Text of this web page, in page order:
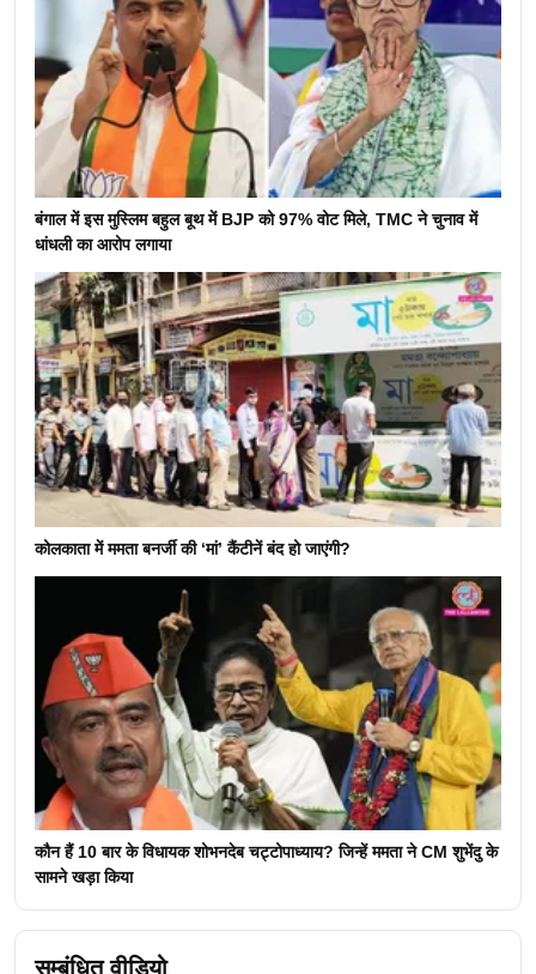
बंगाल में इस मुस्लिम बहुल बूथ में BJP को 97% वोट मिले, TMC ने चुनाव में
धांधली का आरोप लगाया
कोलकाता में ममता बनर्जी की ‘मां’ कैंटीनें बंद हो जाएंगी?
कौन हैं 10 बार के विधायक शोभनदेब चट्टोपाध्याय? जिन्हें ममता ने CM शुभेंदु के
सामने खड़ा किया
सम्बंधित वीडियो